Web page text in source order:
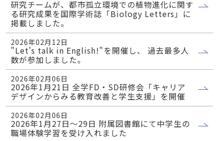
研究チームが、都市孤立環境での植物進化に関す
る研究成果を国際学術誌「Biology Letters」に
掲載しました。
2026年02月12日
"Let's talk in English!"を開催し、 過去最多人
数が参加しました。
2026年02月06日
2026年1月21日 全学FD・SD研修会「キャリア
デザインからみる教育改善と学生支援」を開催
2026年02月06日
2026年1月27日～29日 附属図書館にて中学生の
職場体験学習を受け入れました